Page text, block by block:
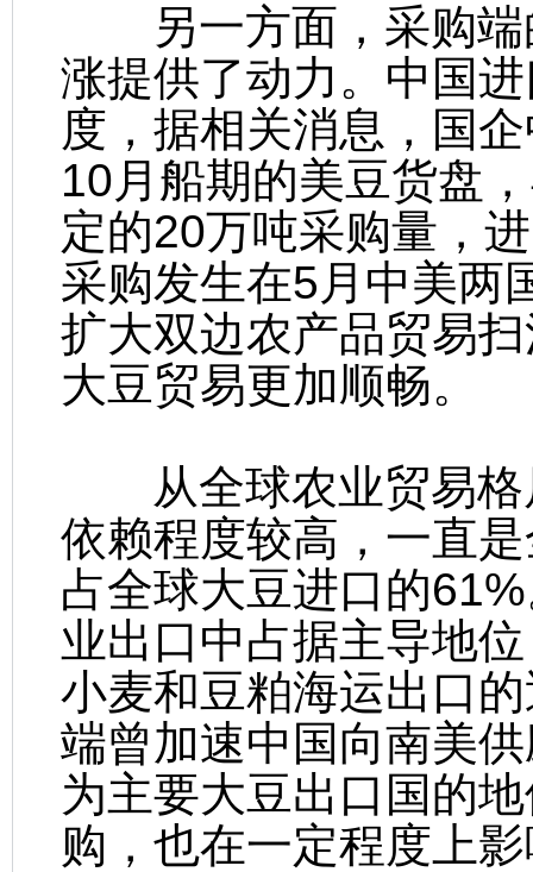
另一方面，采购端
涨提供了动力。中国
度，据相关消息，国
10月船期的美豆货盘
定的20万吨采购量，
采购发生在5月中美两
扩大双边农产品贸易
大豆贸易更加顺畅。
从全球农业贸易格
依赖程度较高，一直
占全球大豆进口的
业出口中占据主导地
小麦和豆粕海运出口
端曾加速中国向南美
为主要大豆出口国的
购，也在一定程度上